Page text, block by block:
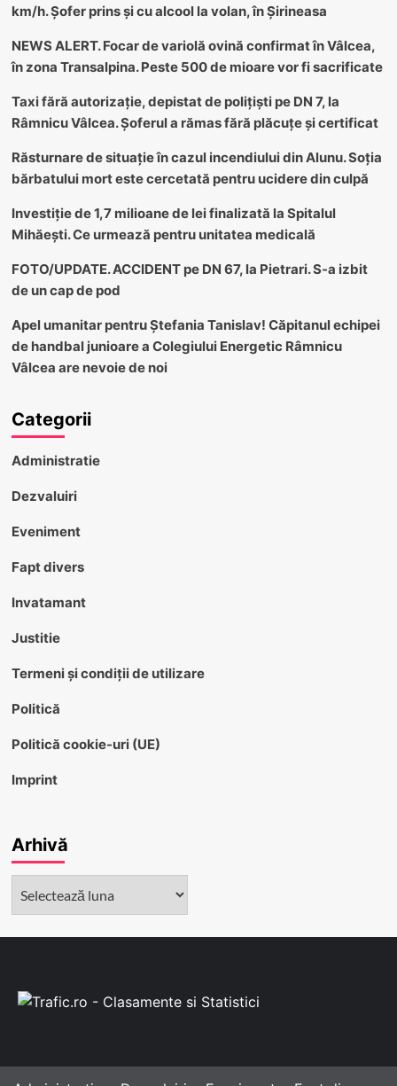
km/h. Șofer prins și cu alcool la volan, în Șirineasa
NEWS ALERT. Focar de variolă ovină confirmat în Vâlcea,
în zona Transalpina. Peste 500 de mioare vor fi sacrificate
Taxi fără autorizație, depistat de polițiști pe DN 7, la
Râmnicu Vâlcea. Șoferul a rămas fără plăcuțe și certificat
Răsturnare de situație în cazul incendiului din Alunu. Soția
bărbatului mort este cercetată pentru ucidere din culpă
Investiție de 1,7 milioane de lei finalizată la Spitalul
Mihăești. Ce urmează pentru unitatea medicală
FOTO/UPDATE. ACCIDENT pe DN 67, la Pietrari. S-a izbit
de un cap de pod
Apel umanitar pentru Ștefania Tanislav! Căpitanul echipei
de handbal junioare a Colegiului Energetic Râmnicu
Vâlcea are nevoie de noi
Categorii
Administratie
Dezvaluiri
Eveniment
Fapt divers
Invatamant
Justitie
Termeni și condiții de utilizare
Politică
Politică cookie-uri (UE)
Imprint
Arhivă